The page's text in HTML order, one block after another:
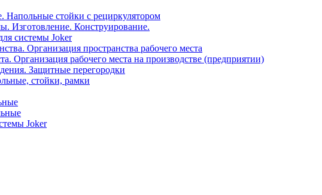
Напольные стойки с рециркулятором
Изготовление. Конструирование.
системы Joker
Организация пространства рабочего места
Организация рабочего места на производстве (предприятии)
Защитные перегородки
стойки, рамки
Joker